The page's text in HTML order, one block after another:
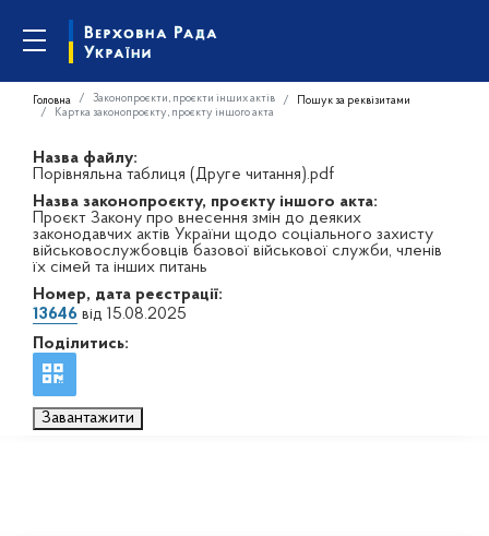
Головна Законопроєкти, проєкти інших актів
Пошук за реквізитами
Картка законопроєкту, проєкту іншого акта
Назва файлу:
Порівняльна таблиця (Друге читання).pdf
Назва законопроєкту, проєкту іншого акта:
Проєкт Закону про внесення змін до деяких
законодавчих актів України щодо соціального захисту
військовослужбовців базової військової служби, членів
їх сімей та інших питань
Номер, дата реєстрації:
13646 від 15.08.2025
Поділитись:
Завантажити